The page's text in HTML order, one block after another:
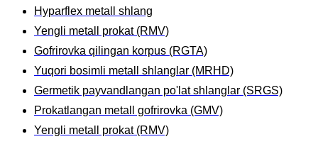
Hyparflex metall shlang
Yengli metall prokat (RMV)
Gofrirovka qilingan korpus (RGTA)
Yuqori bosimli metall shlanglar (MRHD)
Germetik payvandlangan po'lat shlanglar (SRGS)
Prokatlangan metall gofrirovka (GMV)
Yengli metall prokat (RMV)